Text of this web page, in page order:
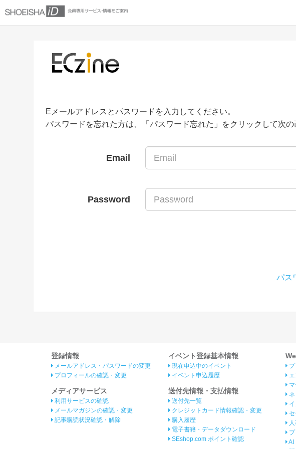
Eメールアドレスとパスワードを入力してください。
パスワードを忘れた方は、「パスワード忘れた」をクリックして次の
Email
Password
パス
登録情報
メールアドレス・パスワードの変更
プロフィールの確認・変更
メディアサービス
利用サービスの確認
メールマガジンの確認・変更
記事購読状況確認・解除
イベント登録基本情報
現在申込中のイベント
イベント申込履歴
送付先情報・支払情報
送付先一覧
クレジットカード情報確認・変更
購入履歴
電子書籍・データダウンロード
SEshop.com ポイント確認
セ
AI